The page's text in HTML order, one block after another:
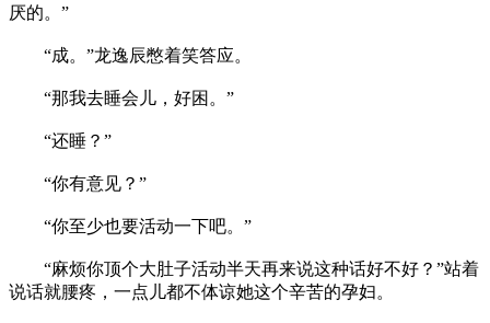
厌的。”
“成。”龙逸辰憋着笑答应。
“那我去睡会儿，好困。”
“还睡？”
“你有意见？”
“你至少也要活动一下吧。”
“麻烦你顶个大肚子活动半天再来说这种话好不好？”站着
说话就腰疼，一点儿都不体谅她这个辛苦的孕妇。